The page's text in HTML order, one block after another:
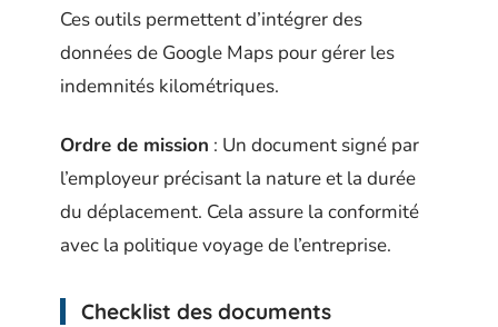
Ces outils permettent d’intégrer des
données de Google Maps pour gérer les
indemnités kilométriques.
Ordre de mission : Un document signé par
l’employeur précisant la nature et la durée
du déplacement. Cela assure la conformité
avec la politique voyage de l’entreprise.
Checklist des documents